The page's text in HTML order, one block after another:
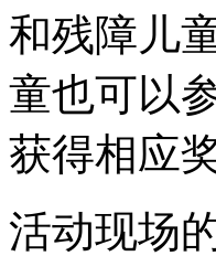
和残障儿
童也可以
获得相应
活动现场